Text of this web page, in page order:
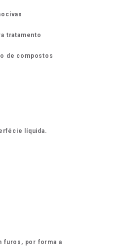
tratamento
de compostos
líquida.
furos, por forma a